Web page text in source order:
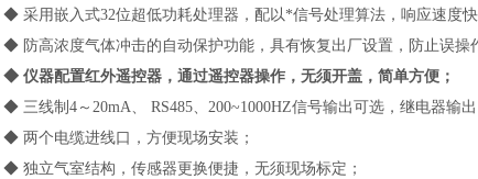
◆ 采用嵌入式32位超低功耗处理器，配以*信号处理算法，响应速度快
◆ 防高浓度气体冲击的自动保护功能，具有恢复出厂设置，防止误操
◆ 仪器配置红外遥控器，通过遥控器操作，无须开盖，简单方便；
◆ 三线制4～20mA、 RS485、200~1000HZ信号输出可选，继电器输
◆ 两个电缆进线口，方便现场安装；
◆ 独立气室结构，传感器更换便捷，无须现场标定；